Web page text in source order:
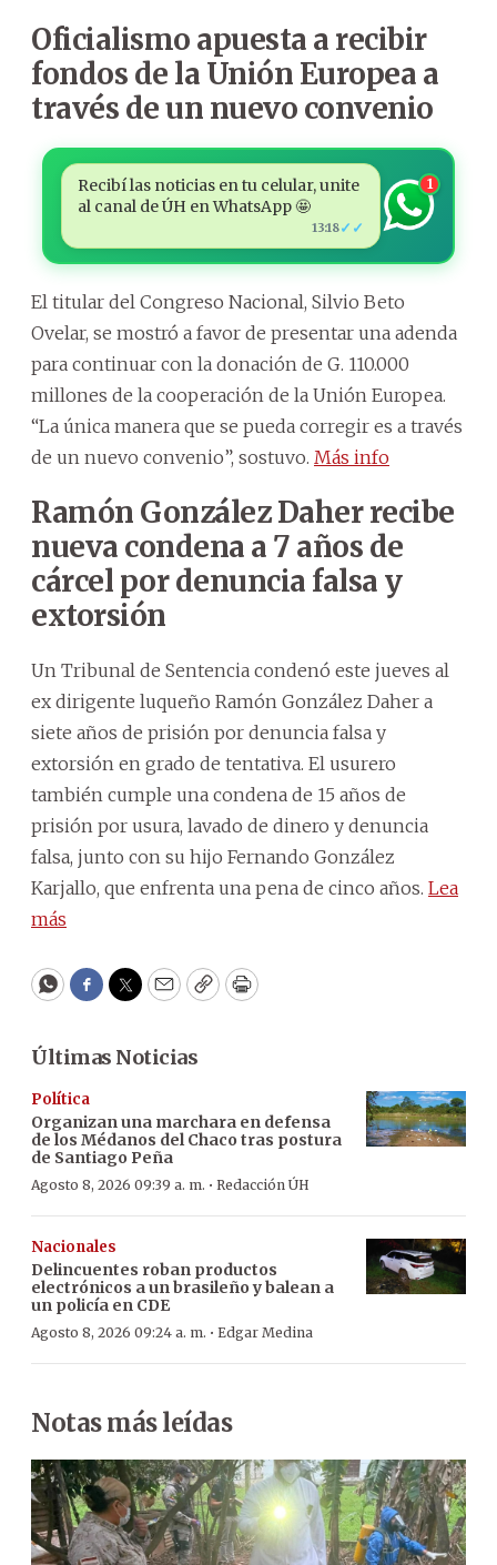
Oficialismo apuesta a recibir
fondos de la Unión Europea a
través de un nuevo convenio
Recibí las noticias en tu celular, unite
al canal de ÚH en WhatsApp 🤩
13:18✓✓
1
El titular del Congreso Nacional, Silvio Beto
Ovelar, se mostró a favor de presentar una adenda
para continuar con la donación de G. 110.000
millones de la cooperación de la Unión Europea.
“La única manera que se pueda corregir es a través
de un nuevo convenio”, sostuvo. Más info
Ramón González Daher recibe
nueva condena a 7 años de
cárcel por denuncia falsa y
extorsión
Un Tribunal de Sentencia condenó este jueves al
ex dirigente luqueño Ramón González Daher a
siete años de prisión por denuncia falsa y
extorsión en grado de tentativa. El usurero
también cumple una condena de 15 años de
prisión por usura, lavado de dinero y denuncia
falsa, junto con su hijo Fernando González
Karjallo, que enfrenta una pena de cinco años. Lea
más
WhatsApp
Facebook
Twitter
EmailCopyPrint
Últimas Noticias
Política
Organizan una marchara en defensa
de los Médanos del Chaco tras postura
de Santiago Peña
Agosto 8, 2026 09:39 a. m. · Redacción ÚH
Nacionales
Delincuentes roban productos
electrónicos a un brasileño y balean a
un policía en CDE
Agosto 8, 2026 09:24 a. m. · Edgar Medina
Notas más leídas